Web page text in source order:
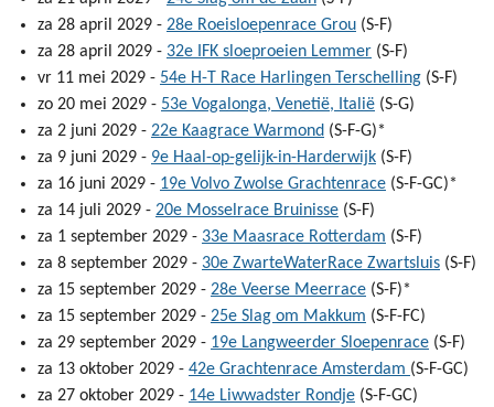
za 28 april 2029 - 28e Roeisloepenrace Grou (S-F)
za 28 april 2029 - 32e IFK sloeproeien Lemmer (S-F)
vr 11 mei 2029 - 54e H-T Race Harlingen Terschelling (S-F)
zo 20 mei 2029 - 53e Vogalonga, Venetië, Italië (S-G)
za 2 juni 2029 - 22e Kaagrace Warmond (S-F-G)*
za 9 juni 2029 - 9e Haal-op-gelijk-in-Harderwijk (S-F)
za 16 juni 2029 - 19e Volvo Zwolse Grachtenrace (S-F-GC)*
za 14 juli 2029 - 20e Mosselrace Bruinisse (S-F)
za 1 september 2029 - 33e Maasrace Rotterdam (S-F)
za 8 september 2029 - 30e ZwarteWaterRace Zwartsluis (S-F)
za 15 september 2029 - 28e Veerse Meerrace (S-F)*
za 15 september 2029 - 25e Slag om Makkum (S-F-FC)
za 29 september 2029 - 19e Langweerder Sloepenrace (S-F)
za 13 oktober 2029 - 42e Grachtenrace Amsterdam (S-F-GC)
za 27 oktober 2029 - 14e Liwwadster Rondje (S-F-GC)